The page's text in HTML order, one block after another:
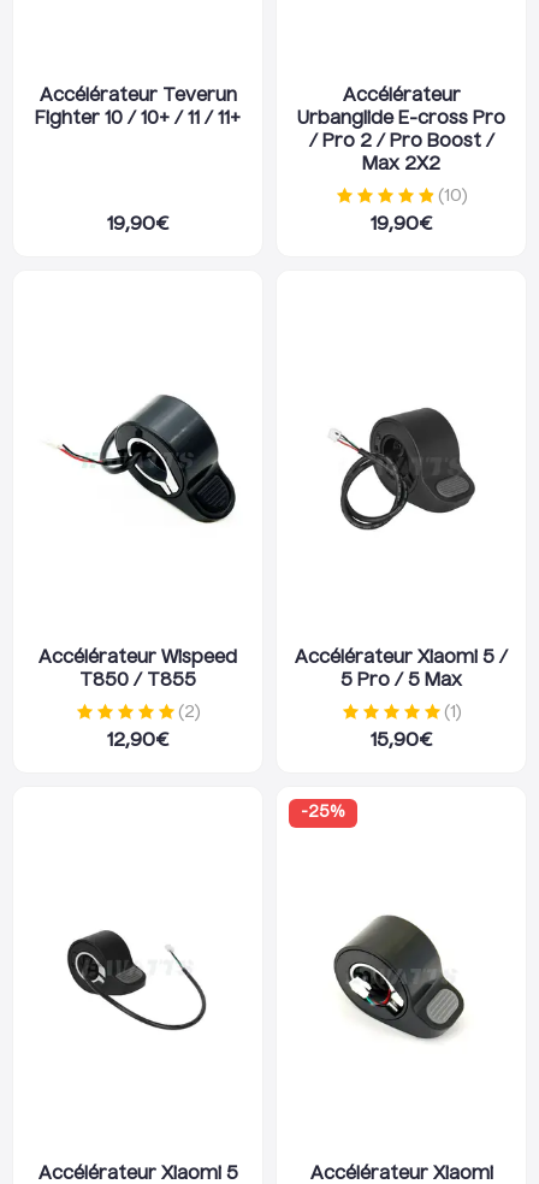
Accélérateur Teverun
Fighter 10 / 10+ / 11 / 11+
19,90€
Accélérateur
Urbanglide E-cross Pro
/ Pro 2 / Pro Boost /
Max 2X2
(10)
19,90€
Accélérateur Wispeed
T850 / T855
(2)
12,90€
Accélérateur Xiaomi 5 /
5 Pro / 5 Max
(1)
15,90€
Accélérateur Xiaomi 5
-25%
Accélérateur Xiaomi